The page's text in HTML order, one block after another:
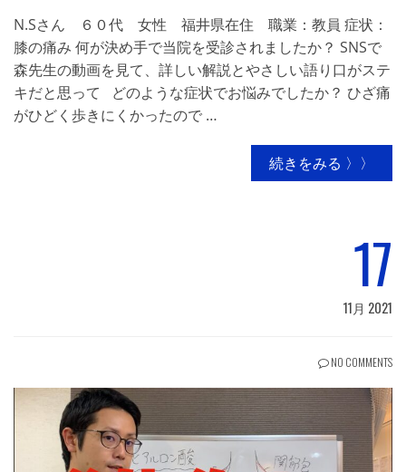
N.Sさん ６０代 女性 福井県在住 職業：教員 症状：
膝の痛み 何が決め手で当院を受診されましたか？ SNSで
森先生の動画を見て、詳しい解説とやさしい語り口がステ
キだと思って どのような症状でお悩みでしたか？ ひざ痛
がひどく歩きにくかったので …
続きをみる 〉〉
17
11月 2021
NO COMMENTS